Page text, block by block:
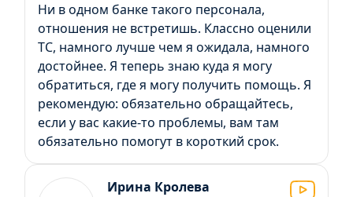
Ни в одном банке такого персонала,
отношения не встретишь. Классно оценили
ТС, намного лучше чем я ожидала, намного
достойнее. Я теперь знаю куда я могу
обратиться, где я могу получить помощь. Я
рекомендую: обязательно обращайтесь,
если у вас какие-то проблемы, вам там
обязательно помогут в короткий срок.
Ирина Кролева